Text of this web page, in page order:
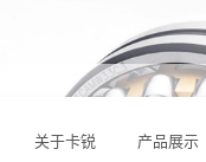
关于卡锐 产品展示